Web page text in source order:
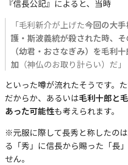
『信長公記』によると、当時
「毛利新介が上げた今回の大
護・斯波義統が殺された時、
（幼君・おさなぎみ）を毛利
加 （神仏のお取り計らい）だ」
といった噂が流れたそうです。
だからか、あるいは毛利十郎と
あった可能性も考えられます。
※元服に際して長秀と称したの
る「秀」に信長から賜った「長
せん。